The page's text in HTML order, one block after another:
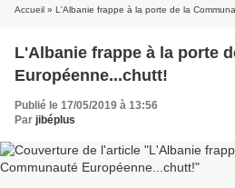
Accueil » L'Albanie frappe à la porte de la
L'Albanie frappe à la porte
Européenne...chutt!
Publié le 17/05/2019 à 13:56
Par jibéplus